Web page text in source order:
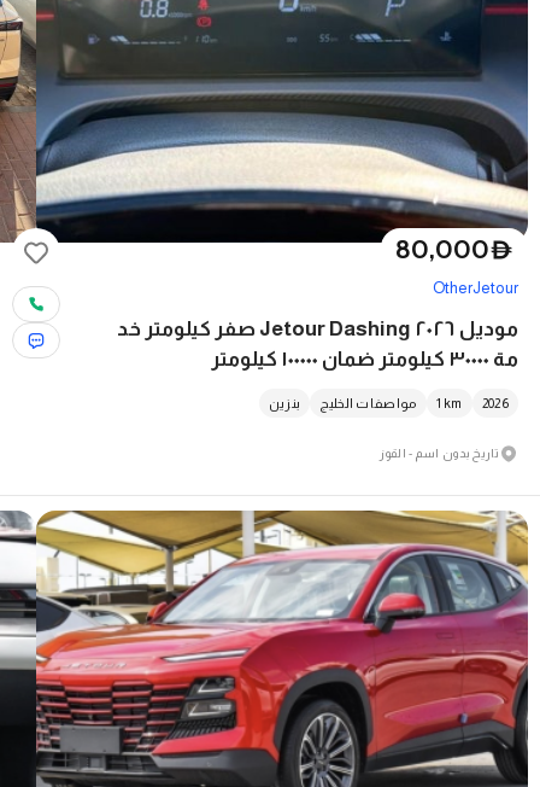
D
80,000
Jetour
Other
موديل ٢٠٢٦ Jetour Dashing صفر كيلومتر خد
مة ٣٠٠٠٠ كيلومتر ضمان ١٠٠٠٠٠ كيلومتر
2026
1 km مواصفات الخليج بنزين
تاريخ بدون اسم - القوز